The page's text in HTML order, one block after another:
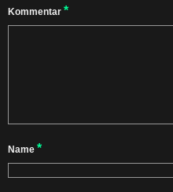
Kommentar *
Name *